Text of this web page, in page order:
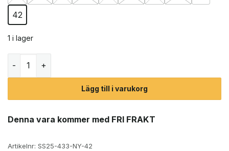
42
1 i lager
Lägg till i varukorg
Denna vara kommer med FRI FRAKT
Artikelnr: SS25-433-NY-42